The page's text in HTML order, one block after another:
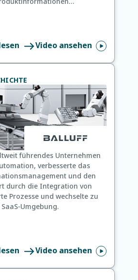
Video ansehen
führendes Unternehmen
verbesserte das
und den
durch die Integration von
Prozesse und wechselte zu
Umgebung.
Video ansehen